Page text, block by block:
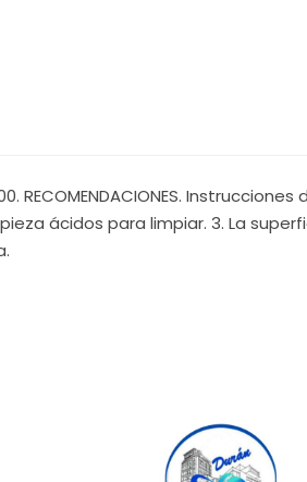
RECOMENDACIONES.
ácidos para limpiar. 3. La